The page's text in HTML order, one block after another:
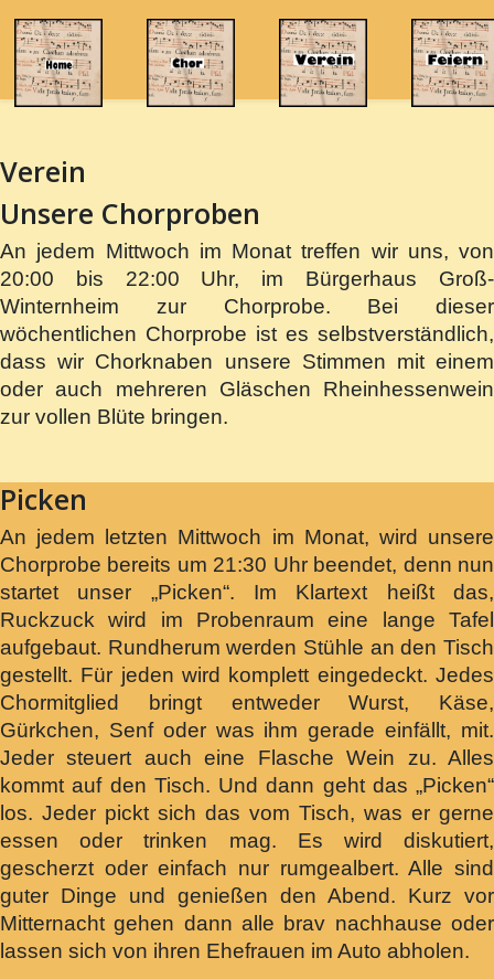
Verein
Unsere Chorproben
An jedem Mittwoch im Monat treffen wir uns, von
20:00 bis 22:00 Uhr, im Bürgerhaus Groß-
Winternheim zur Chorprobe. Bei dieser
wöchentlichen Chorprobe ist es selbstverständlich,
dass wir Chorknaben unsere Stimmen mit einem
oder auch mehreren Gläschen Rheinhessenwein
zur vollen Blüte bringen.
Picken
An jedem letzten Mittwoch im Monat, wird unsere
Chorprobe bereits um 21:30 Uhr beendet, denn nun
startet unser „Picken“. Im Klartext heißt das,
Ruckzuck wird im Probenraum eine lange Tafel
aufgebaut. Rundherum werden Stühle an den Tisch
gestellt. Für jeden wird komplett eingedeckt. Jedes
Chormitglied bringt entweder Wurst, Käse,
Gürkchen, Senf oder was ihm gerade einfällt, mit.
Jeder steuert auch eine Flasche Wein zu. Alles
kommt auf den Tisch. Und dann geht das „Picken“
los. Jeder pickt sich das vom Tisch, was er gerne
essen oder trinken mag. Es wird diskutiert,
gescherzt oder einfach nur rumgealbert. Alle sind
guter Dinge und genießen den Abend. Kurz vor
Mitternacht gehen dann alle brav nachhause oder
lassen sich von ihren Ehefrauen im Auto abholen.